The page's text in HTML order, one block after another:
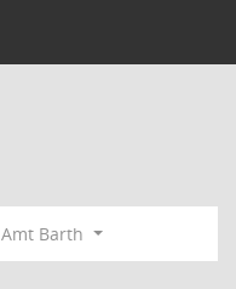
Amt Barth